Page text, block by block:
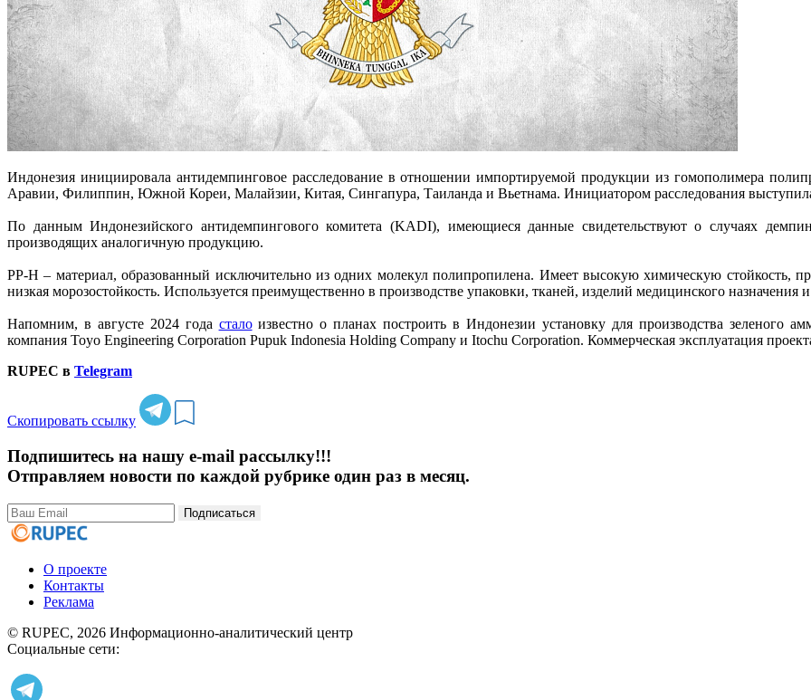
Индонезия инициировала антидемпинговое расследование в отношении импортируемой продукции из гомополимера
Аравии, Филиппин, Южной Кореи, Малайзии, Китая, Сингапура, Таиланда и Вьетнама. Инициатором расследования
По данным Индонезийского антидемпингового комитета (KADI), имеющиеся данные свидетельствуют о случаях
производящих аналогичную продукцию.
PP-H – материал, образованный исключительно из одних молекул полипропилена. Имеет высокую химическую стойкость,
низкая морозостойкость. Используется преимущественно в производстве упаковки, тканей, изделий медицинского назначения
Напомним, в августе 2024 года сталоизвестно о планах построить в Индонезии установку для производства зеленого
компания Toyo Engineering Corporation Pupuk Indonesia Holding Company и Itochu Corporation. Коммерческая эксплуатация
RUPEC в Telegram
Скопировать ссылку
Подпишитесь на нашу e-mail рассылку!!!
Отправляем новости по каждой рубрике один раз в месяц.
Подписаться
О проекте
Контакты
Реклама
© RUPEC, 2026 Информационно-аналитический центр
Социальные сети: